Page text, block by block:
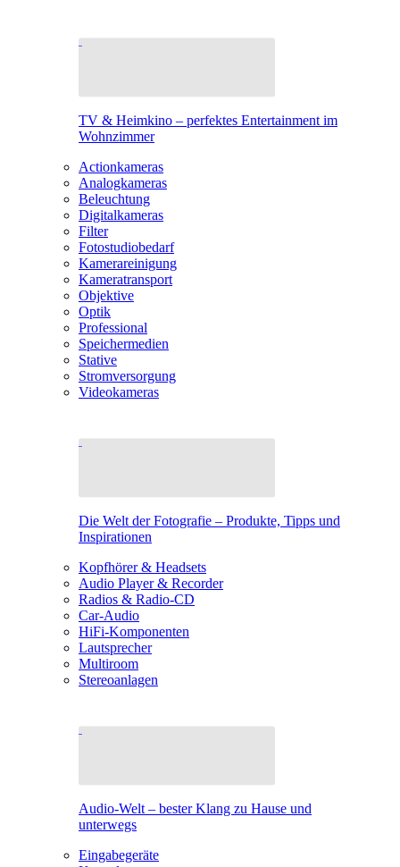
TV & Heimkino – perfektes Entertainment im
Wohnzimmer
Actionkameras
Analogkameras
Beleuchtung
Digitalkameras
Filter
Fotostudiobedarf
Kamerareinigung
Kameratransport
Objektive
Optik
Professional
Speichermedien
Stative
Stromversorgung
Videokameras
Die Welt der Fotografie – Produkte, Tipps und
Inspirationen
Kopfhörer & Headsets
Audio Player & Recorder
Radios & Radio-CD
Car-Audio
HiFi-Komponenten
Lautsprecher
Multiroom
Stereoanlagen
Audio-Welt – bester Klang zu Hause und
unterwegs
Eingabegeräte